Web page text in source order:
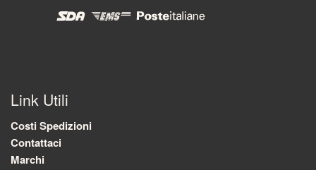
Link Utili
Costi Spedizioni
Contattaci
Marchi